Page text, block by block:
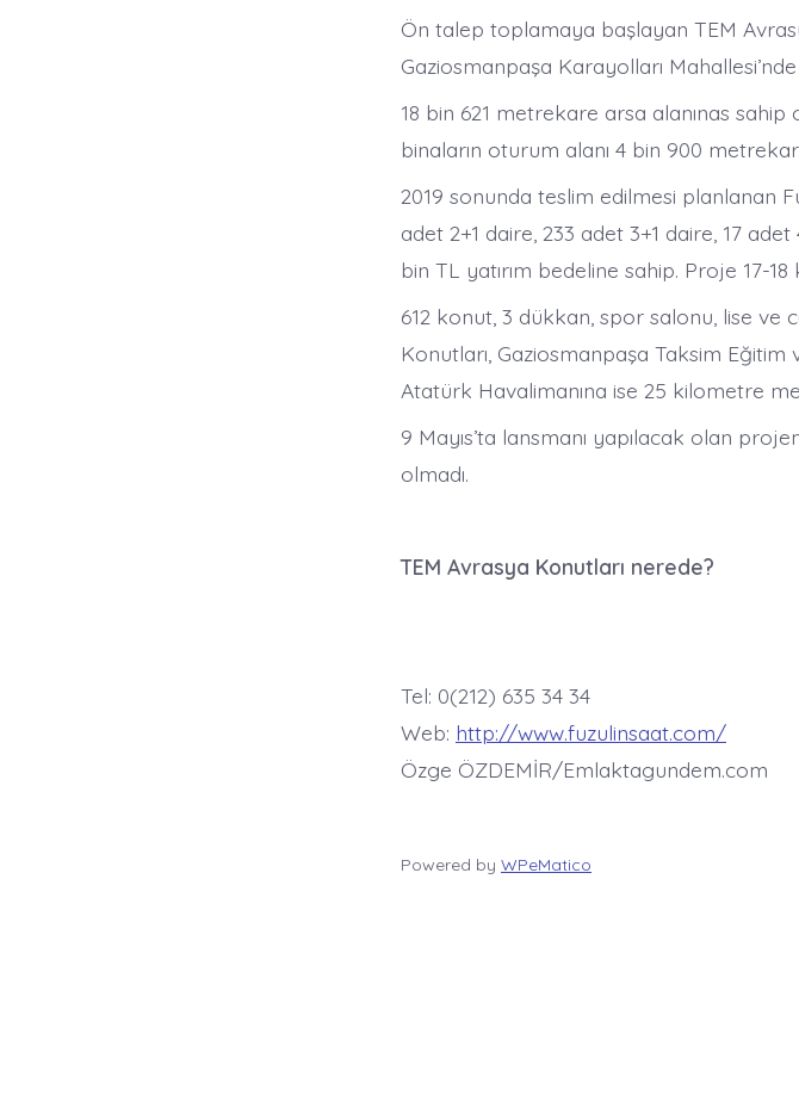
Ön talep toplamaya başlayan TEM
Gaziosmanpaşa Karayolları
18 bin 621 metrekare arsa alanınas
binaların oturum alanı 4 bin 900
2019 sonunda teslim edilmesi planlanan
adet 2+1 daire, 233 adet 3+1 daire, 17
bin TL yatırım bedeline sahip. Proje 17-
612 konut, 3 dükkan, spor salonu, lise
Konutları, Gaziosmanpaşa Taksim Eğitim
Atatürk Havalimanına ise 25 kilometre
9 Mayıs’ta lansmanı yapılacak olan
olmadı.
TEM Avrasya Konutları nerede?
Tel: 0(212) 635 34 34
Web: http://www.fuzulinsaat.com/
Özge ÖZDEMİR/Emlaktagundem.com
Powered by WPeMatico